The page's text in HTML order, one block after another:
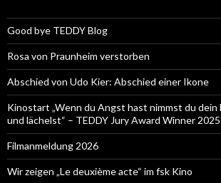
Good bye TEDDY Blog
Rosa von Praunheim verstorben
Abschied von Udo Kier: Abschied einer Ikone
Kinostart „Wenn du Angst hast nimmst du dein
und lächelst“ – TEDDY Jury Award Winner 2025
Filmanmeldung 2026
Wir zeigen „Le deuxième acte“ im fsk Kino